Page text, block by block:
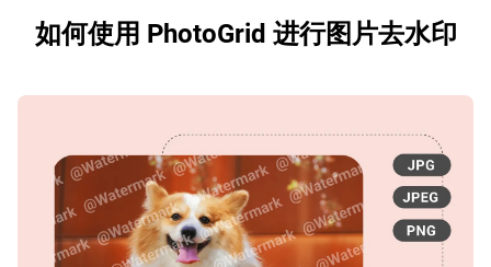
如何使用 PhotoGrid 进行图片去水印